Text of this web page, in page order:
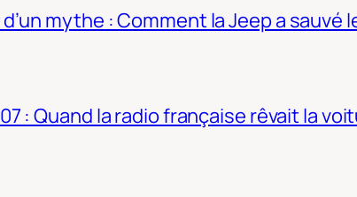
mythe : Comment la Jeep a sauvé
: Quand la radio française rêvait la